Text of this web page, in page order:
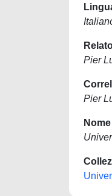
Pier
Pier